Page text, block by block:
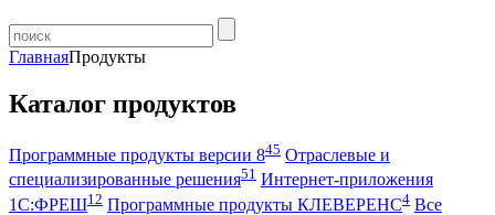
ГлавнаяПродукты
Каталог продуктов
Программные продукты версии 845 Отраслевые и
специализированные решения51 Интернет-приложения
1С:ФРЕШ12 Программные продукты КЛЕВЕРЕНС4 Все